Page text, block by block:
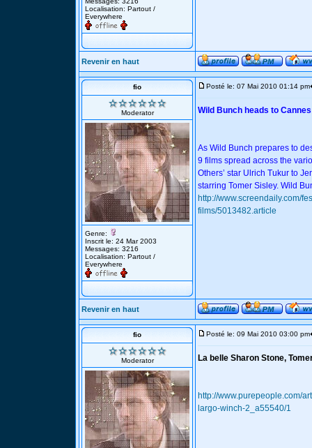
Localisation: Partout /
Everywhere
Revenir en haut
fio
Moderator
Genre:
Inscrit le: 24 Mar 2003
Messages: 3216
Localisation: Partout /
Everywhere
Posté le: 07 Mai 2010 01:14 pm
Wild Bunch heads to
As Wild Bunch prepares to
9 films spread across the
Others’ star Ulrich Tukur to
starring Tomer Sisley. Wild
http://www.screendaily.com/
films/5013482.article
Revenir en haut
fio
Moderator
Posté le: 09 Mai 2010 03:00 pm
La belle Sharon Stone,
http://www.purepeople.com/
largo-winch-2_a55540/1